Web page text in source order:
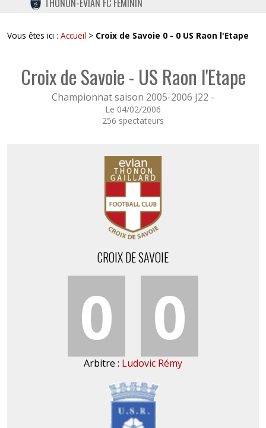
TWITTER
INSTAGRAM
THONON-EVIAN FC FÉMININ
Vous êtes ici : Accueil > Croix de Savoie 0 - 0 US Raon l'Etape
Croix de Savoie - US Raon l'Etape
Championnat saison 2005-2006 J22 -
Le 04/02/2006
256 spectateurs
CROIX DE SAVOIE
0 0
Arbitre : Ludovic Rémy